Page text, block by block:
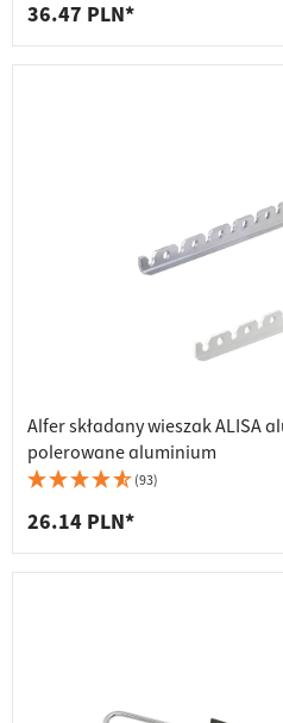
36.47 PLN*
Alfer składany wieszak ALISA
polerowane aluminium
(93)
26.14 PLN*